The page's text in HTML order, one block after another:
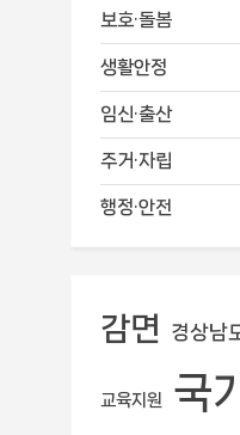
보호·돌봄
생활안정
임신·출산
주거·자립
행정·안전
감면 경상남
교육지원 국